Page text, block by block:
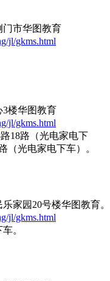
门市华图教育
jl/gkms.html
楼华图教育
jl/gkms.html
18路（光电家电下
（光电家电下车）。
家园20号楼华图教育。
jl/gkms.html
。